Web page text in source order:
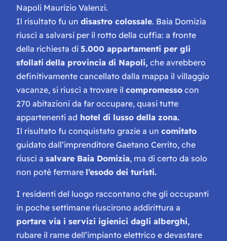
Napoli Maurizio Valenzi.
Il risultato fu un disastro colossale. Baia Domizia
riuscì a salvarsi per il rotto della cuffia: a fronte
della richiesta di 5.000 appartamenti per gli
sfollati della provincia di Napoli, che avrebbero
definitivamente cancellato dalla mappa il villaggio
vacanze, si riuscì a trovare il compromesso con
270 abitazioni da far occupare, quasi tutte
appartenenti ad hotel di lusso della zona.
Il risultato fu conquistato grazie a un comitato
guidato dall’imprenditore Gaetano Cerrito, che
riuscì a salvare Baia Domizia, ma di certo da solo
non poté fermare l’esodo dei turisti.
I residenti del luogo raccontano che gli occupanti
in poche settimane riuscirono addirittura a
portare via i servizi igienici dagli alberghi,
rubare il rame dell’impianto elettrico e devastare